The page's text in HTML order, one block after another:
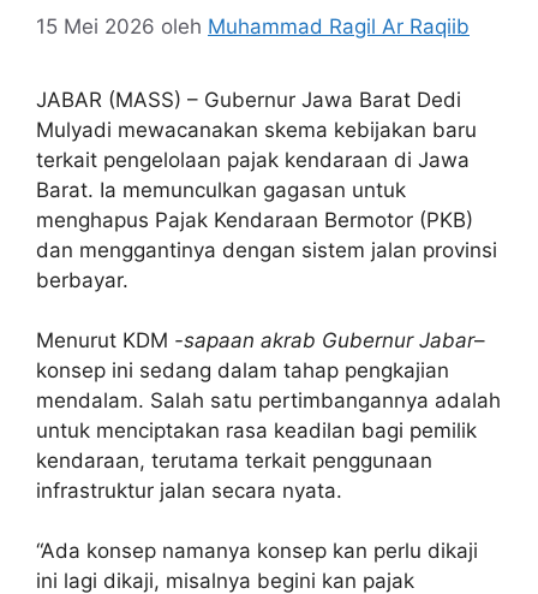
15 Mei 2026 oleh Muhammad Ragil Ar Raqiib
JABAR (MASS) – Gubernur Jawa Barat Dedi
Mulyadi mewacanakan skema kebijakan baru
terkait pengelolaan pajak kendaraan di Jawa
Barat. Ia memunculkan gagasan untuk
menghapus Pajak Kendaraan Bermotor (PKB)
dan menggantinya dengan sistem jalan provinsi
berbayar.
Menurut KDM -sapaan akrab Gubernur Jabar–
konsep ini sedang dalam tahap pengkajian
mendalam. Salah satu pertimbangannya adalah
untuk menciptakan rasa keadilan bagi pemilik
kendaraan, terutama terkait penggunaan
infrastruktur jalan secara nyata.
“Ada konsep namanya konsep kan perlu dikaji
ini lagi dikaji, misalnya begini kan pajak